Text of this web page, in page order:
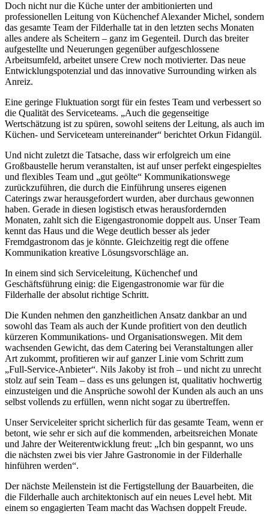
Doch nicht nur die Küche unter der ambitionierten und
professionellen Leitung von Küchenchef Alexander Michel, sondern
das gesamte Team der Filderhalle tat in den letzten sechs Monaten
alles andere als Scheitern – ganz im Gegenteil. Durch das breiter
aufgestellte und Neuerungen gegenüber aufgeschlossene
Arbeitsumfeld, arbeitet unsere Crew noch motivierter. Das neue
Entwicklungspotenzial und das innovative Surrounding wirken als
Anreiz.
Eine geringe Fluktuation sorgt für ein festes Team und verbessert so
die Qualität des Serviceteams. „Auch die gegenseitige
Wertschätzung ist zu spüren, sowohl seitens der Leitung, als auch im
Küchen- und Serviceteam untereinander“ berichtet Orkun Fidangül.
Und nicht zuletzt die Tatsache, dass wir erfolgreich um eine
Großbaustelle herum veranstalten, ist auf unser perfekt eingespieltes
und flexibles Team und „gut geölte“ Kommunikationswege
zurückzuführen, die durch die Einführung unseres eigenen
Caterings zwar herausgefordert wurden, aber durchaus gewonnen
haben. Gerade in diesen logistisch etwas herausfordernden
Monaten, zahlt sich die Eigengastronomie doppelt aus. Unser Team
kennt das Haus und die Wege deutlich besser als jeder
Fremdgastronom das je könnte. Gleichzeitig regt die offene
Kommunikation kreative Lösungsvorschläge an.
In einem sind sich Serviceleitung, Küchenchef und
Geschäftsführung einig: die Eigengastronomie war für die
Filderhalle der absolut richtige Schritt.
Die Kunden nehmen den ganzheitlichen Ansatz dankbar an und
sowohl das Team als auch der Kunde profitiert von den deutlich
kürzeren Kommunikations- und Organisationswegen. Mit dem
wachsenden Gewicht, das dem Catering bei Veranstaltungen aller
Art zukommt, profitieren wir auf ganzer Linie vom Schritt zum
„Full-Service-Anbieter“. Nils Jakoby ist froh – und nicht zu unrecht
stolz auf sein Team – dass es uns gelungen ist, qualitativ hochwertig
einzusteigen und die Ansprüche sowohl der Kunden als auch an uns
selbst vollends zu erfüllen, wenn nicht sogar zu übertreffen.
Unser Serviceleiter spricht sicherlich für das gesamte Team, wenn er
betont, wie sehr er sich auf die kommenden, arbeitsreichen Monate
und Jahre der Weiterentwicklung freut: „Ich bin gespannt, wo uns
die nächsten zwei bis vier Jahre Gastronomie in der Filderhalle
hinführen werden“.
Der nächste Meilenstein ist die Fertigstellung der Bauarbeiten, die
die Filderhalle auch architektonisch auf ein neues Level hebt. Mit
einem so engagierten Team macht das Wachsen doppelt Freude.